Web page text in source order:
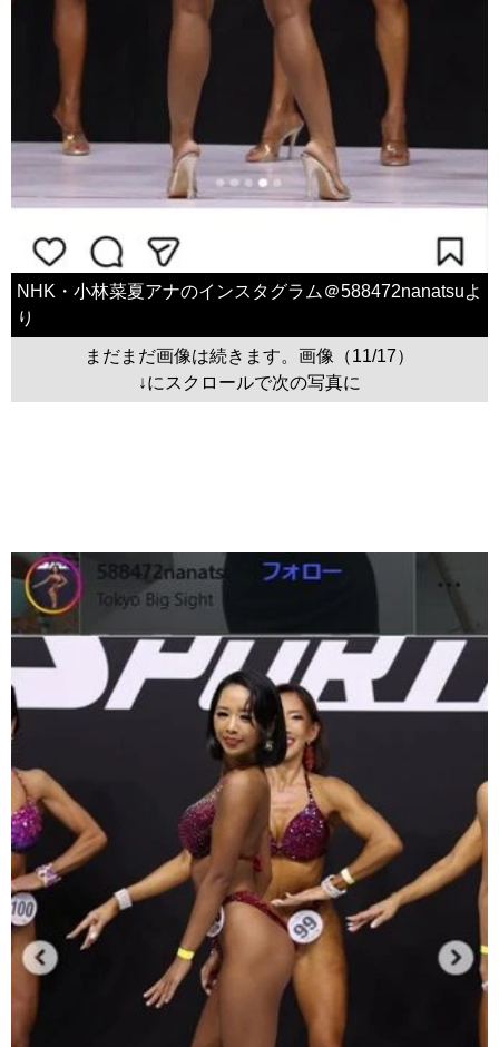
NHK・小林菜夏アナのインスタグラム＠588472nanatsuよ
り
まだまだ画像は続きます。画像（11/17）
↓にスクロールで次の写真に